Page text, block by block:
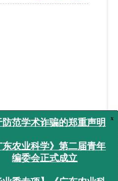
会正式成立
届研究生稿件快速通